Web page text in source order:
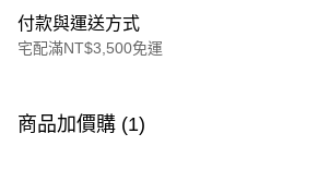
付款與運送方式
宅配滿NT$3,500免運
信用卡一次付款
商品加價購 (1)